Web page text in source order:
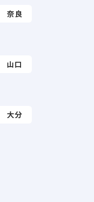
奈良
山口
大分